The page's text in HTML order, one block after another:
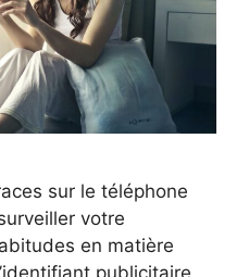
sur le téléphone
votre
en matière